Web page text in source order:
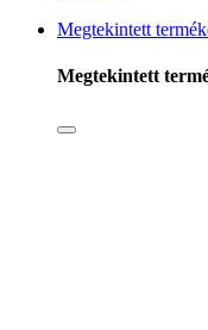
Megtekintett
Megtekintett